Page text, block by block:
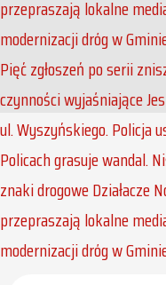
przepraszają lokalne
modernizacji dróg w
Pięć zgłoszeń po serii
czynności wyjaśniające
ul. Wyszyńskiego. Policja
Policach grasuje wandal.
znaki drogoweDziałacze
przepraszają lokalne
modernizacji dróg w